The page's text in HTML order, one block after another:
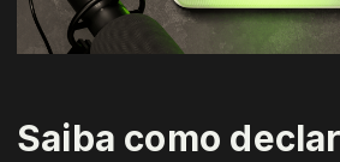
Saiba como